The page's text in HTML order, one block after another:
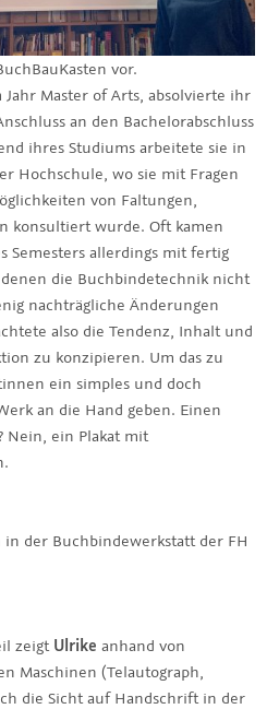
vor.
Master of Arts, absolvierte ihr
an den Bachelorabschluss
ihres Studiums arbeitete sie in
Hochschule, wo sie mit Fragen
von Faltungen,
konsultiert wurde. Oft kamen
Semesters allerdings mit fertig
die Buchbindetechnik nicht
nachträgliche Änderungen
also die Tendenz, Inhalt und
zu konzipieren. Um das zu
ein simples und doch
an die Hand geben. Einen
Nein, ein Plakat mit
der Buchbindewerkstatt der FH
zeigt Ulrike anhand von
Maschinen (Telautograph,
die Sicht auf Handschrift in der